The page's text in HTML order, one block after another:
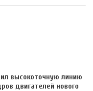
высокоточную линию
двигателей нового